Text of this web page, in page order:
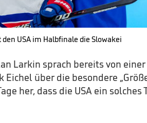
USA im Halbfinale die Slowakei
Larkin sprach bereits von
Eichel über die besondere
her, dass die USA ein solches